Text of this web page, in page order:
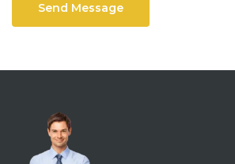
Send Message